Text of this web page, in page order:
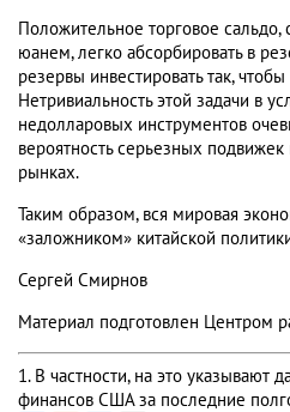
Положительное торговое
юанем, легко абсорбировать в
резервы инвестировать так,
Нетривиальность этой задачи в
недолларовых инструментов
вероятность серьезных
рынках.
Таким образом, вся мировая
«заложником» китайской
Сергей Смирнов
Материал подготовлен Центром
1. В частности, на это указывают
финансов США за последние